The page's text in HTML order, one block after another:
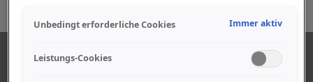
Unbedingt erforderliche Cookies Immer aktiv
Leistungs-Cookies